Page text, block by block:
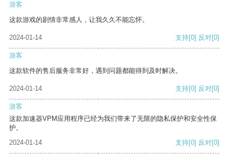
游客
这款游戏的剧情非常感人，让我久久不能忘怀。
2024-01-14 支持[0] 反对[0]
游客
这款软件的售后服务非常好，遇到问题都能得到及时解决。
2024-01-14 支持[0] 反对[0]
游客
这款加速器VPM应用程序已经为我们带来了无限的隐私保护和安全性保
护。
2024-01-14
支持[0] 反对[0]